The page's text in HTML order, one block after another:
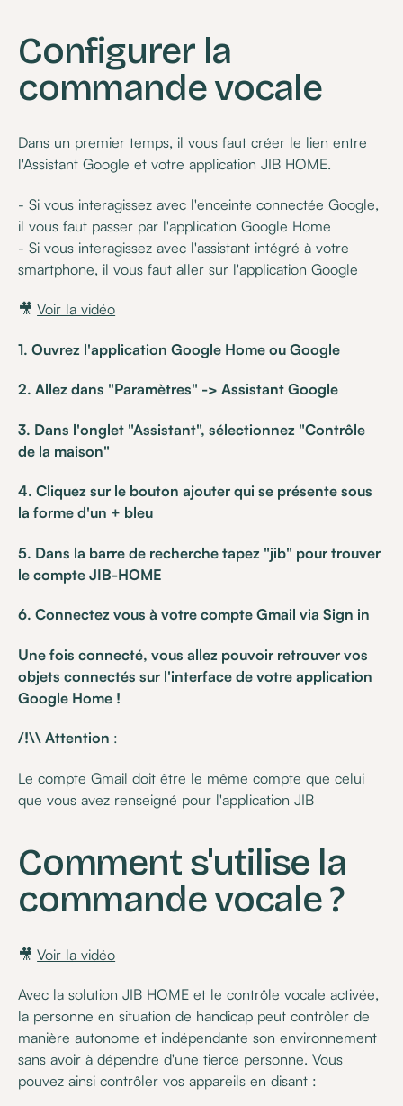
Configurer la
commande vocale
Dans un premier temps, il vous faut créer le lien entre
l'Assistant Google et votre application JIB HOME.
- Si vous interagissez avec l'enceinte connectée Google,
il vous faut passer par l'application Google Home
- Si vous interagissez avec l'assistant intégré à votre
smartphone, il vous faut aller sur l'application Google
🎥Voir la vidéo
1. Ouvrez l'application Google Home ou Google
2. Allez dans "Paramètres" -> Assistant Google
3. Dans l'onglet "Assistant", sélectionnez "Contrôle
de la maison"
4. Cliquez sur le bouton ajouter qui se présente sous
la forme d'un + bleu
5. Dans la barre de recherche tapez "jib" pour trouver
le compte JIB-HOME
6. Connectez vous à votre compte Gmail via Sign in
Une fois connecté, vous allez pouvoir retrouver vos
objets connectés sur l'interface de votre application
Google Home !
/!\\ Attention :
Le compte Gmail doit être le même compte que celui
que vous avez renseigné pour l'application JIB
Comment s'utilise la
commande vocale ?
🎥Voir la vidéo
Avec la solution JIB HOME et le contrôle vocale activée,
la personne en situation de handicap peut contrôler de
manière autonome et indépendante son environnement
sans avoir à dépendre d'une tierce personne. Vous
pouvez ainsi contrôler vos appareils en disant :